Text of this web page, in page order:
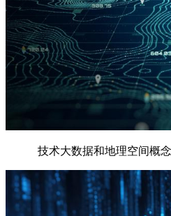
技术大数据和地理空间概